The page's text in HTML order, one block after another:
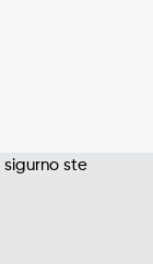
sigurno ste